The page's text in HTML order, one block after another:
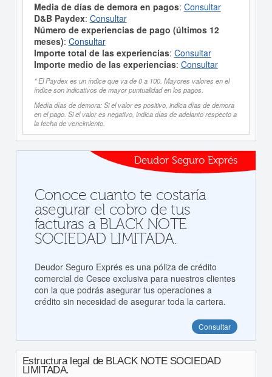
Media de días de demora en pagos: Consultar
D&B Paydex: Consultar
Número de experiencias de pago (últimos 12
meses): Consultar
Importe total de las experiencias: Consultar
Importe medio de las experiencias: Consultar
* El Paydex es un índice que va de 0 a 100. Mayores valores en el
índice son indicativos de mayor puntualidad en los pagos.
Medía días de demora: Si el valor es positivo, indica días de demora
en el pago. Si el valor es negativo, indica días de adelanto respecto a
la fecha de vencimiento.
Deudor Seguro Exprés
Conoce cuanto te costaría
asegurar el cobro de tus
facturas a BLACK NOTE
SOCIEDAD LIMITADA.
Deudor Seguro Exprés es una póliza de crédito
comercial de Cesce exclusiva para nuestros clientes
con la que podrás asegurar tus operaciones a
crédito sin necesidad de asegurar toda la cartera.
Consultar
Estructura legal de BLACK NOTE SOCIEDAD
LIMITADA.